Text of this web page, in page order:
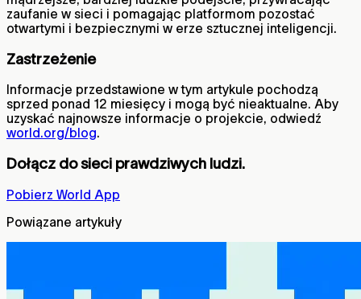
zaufanie w sieci i pomagając platformom pozostać
otwartymi i bezpiecznymi w erze sztucznej inteligencji.
Zastrzeżenie
Informacje przedstawione w tym artykule pochodzą
sprzed ponad 12 miesięcy i mogą być nieaktualne. Aby
uzyskać najnowsze informacje o projekcie, odwiedź
world.org/blog.
Dołącz do sieci prawdziwych ludzi.
Pobierz World App
Powiązane artykuły